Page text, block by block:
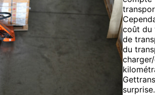
coût du
de
du
surprise.